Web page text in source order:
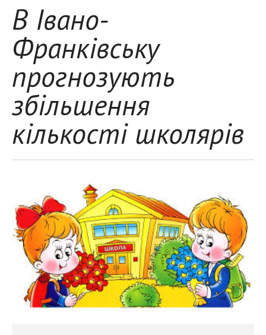
В Івано-
Франківську
прогнозують
збільшення
кількості школярів